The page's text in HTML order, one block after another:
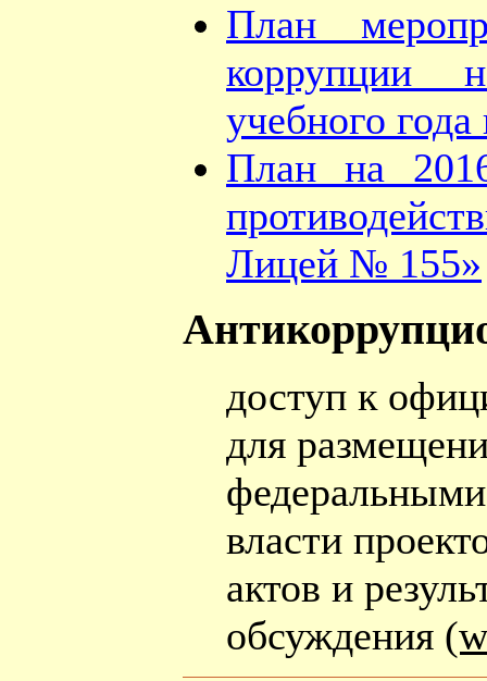
План
коррупции
учебного
План на
Лицей № 155»
доступ к
для
власти
актов и
обсуждения